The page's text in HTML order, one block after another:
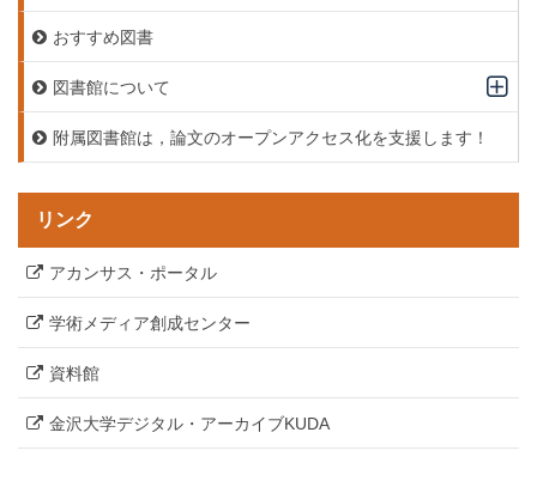
おすすめ図書
図書館について
附属図書館は，論文のオープンアクセス化を支援します！
リンク
アカンサス・ポータル
学術メディア創成センター
資料館
金沢大学デジタル・アーカイブKUDA